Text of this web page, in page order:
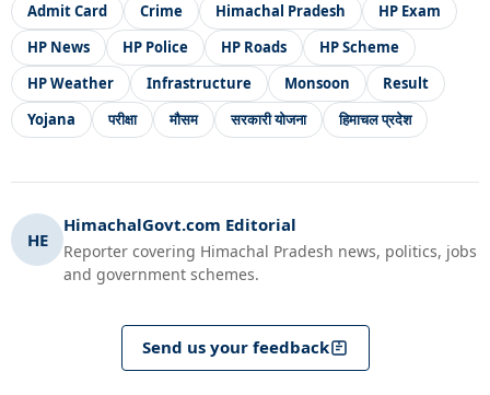
Admit Card Crime Himachal Pradesh
HP Exam
HP News
HP Police HP Roads
HP Scheme
HP Weather
Infrastructure Monsoon
Result
Yojana
परीक्षा मौसम सरकारी योजना हिमाचल प्रदेश
HE
HimachalGovt.com Editorial
Reporter covering Himachal Pradesh news, politics, jobs
and government schemes.
Send us your feedback